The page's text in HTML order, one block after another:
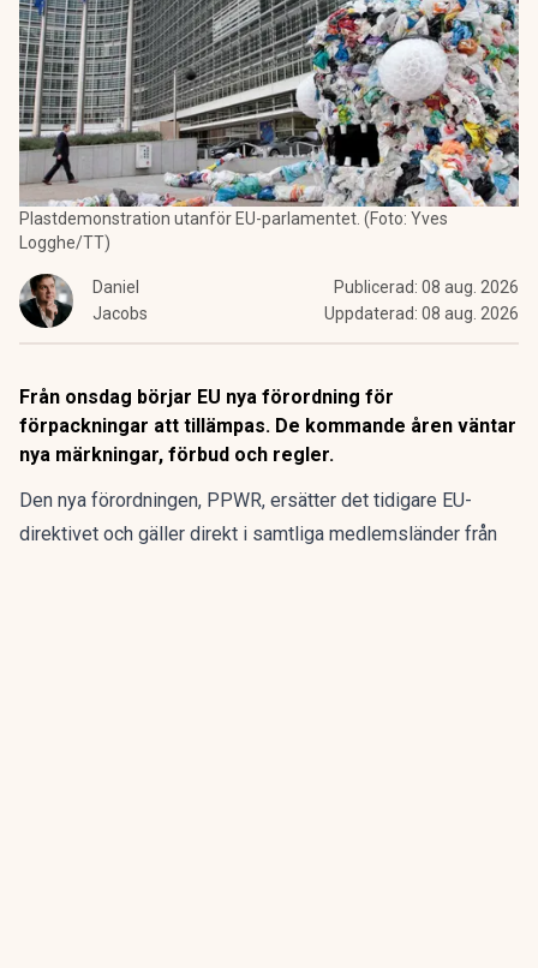
Plastdemonstration utanför EU-parlamentet. (Foto: Yves
Logghe/TT)
Daniel
Jacobs
Publicerad: 08 aug. 2026
Uppdaterad: 08 aug. 2026
Från onsdag börjar EU nya förordning för
förpackningar att tillämpas. De kommande åren väntar
nya märkningar, förbud och regler.
Den nya förordningen, PPWR, ersätter det tidigare EU-
direktivet och gäller direkt i samtliga medlemsländer från